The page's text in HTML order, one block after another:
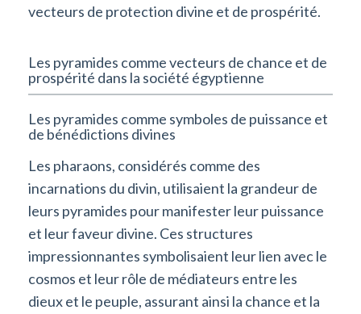
vecteurs de protection divine et de prospérité.
Les pyramides comme vecteurs de chance et de
prospérité dans la société égyptienne
Les pyramides comme symboles de puissance et
de bénédictions divines
Les pharaons, considérés comme des
incarnations du divin, utilisaient la grandeur de
leurs pyramides pour manifester leur puissance
et leur faveur divine. Ces structures
impressionnantes symbolisaient leur lien avec le
cosmos et leur rôle de médiateurs entre les
dieux et le peuple, assurant ainsi la chance et la